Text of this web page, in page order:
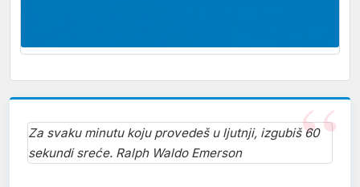
Za svaku minutu koju provedeš u ljutnji, izgubiš 60
sekundi sreće. Ralph Waldo Emerson